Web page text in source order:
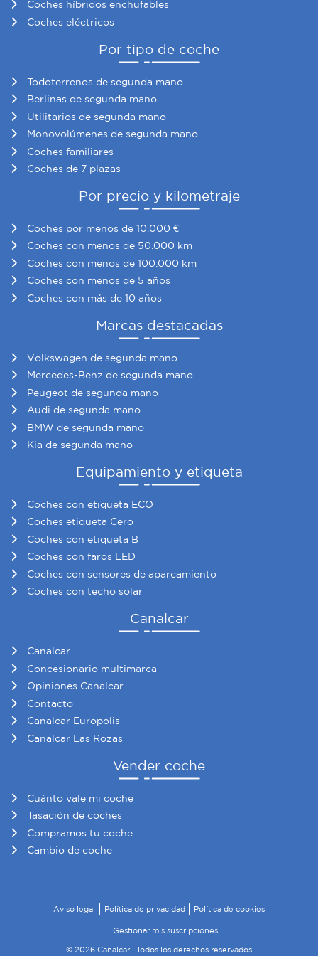
partir del uso que haya hecho de sus servicios.
Coches híbridos enchufables
Coches eléctricos
Por tipo de coche
Todoterrenos de segunda mano
Berlinas de segunda mano
Utilitarios de segunda mano
Monovolúmenes de segunda mano
Coches familiares
Coches de 7 plazas
Por precio y kilometraje
Coches por menos de 10.000 €
Coches con menos de 50.000 km
Coches con menos de 100.000 km
Coches con menos de 5 años
Coches con más de 10 años
Marcas destacadas
Volkswagen de segunda mano
Mercedes-Benz de segunda mano
Peugeot de segunda mano
Audi de segunda mano
BMW de segunda mano
Kia de segunda mano
Equipamiento y etiqueta
Coches con etiqueta ECO
Coches etiqueta Cero
Coches con etiqueta B
Coches con faros LED
Coches con sensores de aparcamiento
Coches con techo solar
Canalcar
Canalcar
Concesionario multimarca
Opiniones Canalcar
Contacto
Canalcar Europolis
Canalcar Las Rozas
Vender coche
Cuánto vale mi coche
Tasación de coches
Compramos tu coche
Cambio de coche
Aviso legal Política de privacidad Política de cookies
Gestionar mis suscripciones
© 2026 Canalcar · Todos los derechos reservados